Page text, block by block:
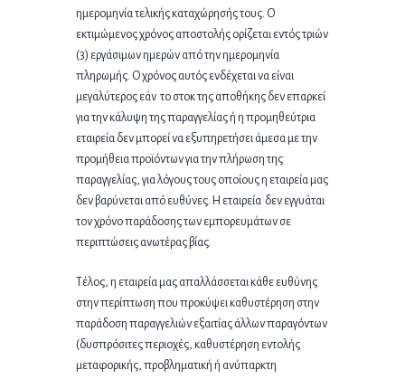
ημερομηνία τελικής καταχώρησής τους. Ο
εκτιμώμενος χρόνος αποστολής ορίζεται εντός τριών
(3) εργάσιμων ημερών από την ημερομηνία
πληρωμής. Ο χρόνος αυτός ενδέχεται να είναι
μεγαλύτερος εάν το στοκ της αποθήκης δεν επαρκεί
για την κάλυψη της παραγγελίας ή η προμηθεύτρια
εταιρεία δεν μπορεί να εξυπηρετήσει άμεσα με την
προμήθεια προϊόντων για την πλήρωση της
παραγγελίας, για λόγους τους οποίους η εταιρεία μας
δεν βαρύνεται από ευθύνες. Η εταιρεία δεν εγγυάται
τον χρόνο παράδοσης των εμπορευμάτων σε
περιπτώσεις ανωτέρας βίας.
Τέλος, η εταιρεία μας απαλλάσσεται κάθε ευθύνης
στην περίπτωση που προκύψει καθυστέρηση στην
παράδοση παραγγελιών εξαιτίας άλλων παραγόντων
(δυσπρόσιτες περιοχές, καθυστέρηση εντολής
μεταφορικής, προβληματική ή ανύπαρκτη